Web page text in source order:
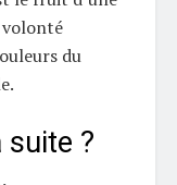
volonté
du
suite ?